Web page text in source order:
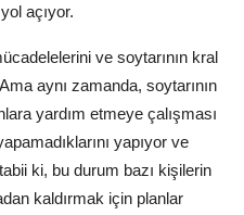
açıyor.
ve soytarının kral
aynı zamanda, soytarının
yardım etmeye çalışması
yapıyor ve
ki, bu durum bazı kişilerin
kaldırmak için planlar